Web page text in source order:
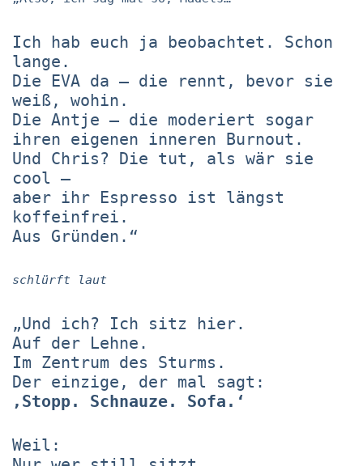
Ich hab euch ja beobachtet. Schon
lange.
Die EVA da – die rennt, bevor sie
weiß, wohin.
Die Antje – die moderiert sogar
ihren eigenen inneren Burnout.
Und Chris? Die tut, als wär sie
cool –
aber ihr Espresso ist längst
koffeinfrei.
Aus Gründen.“
schlürft laut
„Und ich? Ich sitz hier.
Auf der Lehne.
Im Zentrum des Sturms.
Der einzige, der mal sagt:
‚Stopp. Schnauze. Sofa.‘
Weil: